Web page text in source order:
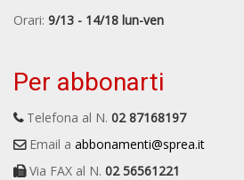
Orari: 9/13 - 14/18 lun-ven
Per abbonarti
Telefona al N. 02 87168197
Email a abbonamenti@sprea.it
Via FAX al N. 02 56561221